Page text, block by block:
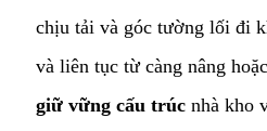
chịu tải và góc tường lối đi
và liên tục từ càng nâng
giữ vững cấu trúc nhà kho